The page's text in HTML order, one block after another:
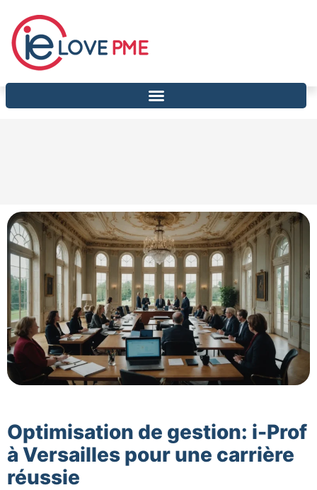
Optimisation de gestion: i-Prof
à Versailles pour une carrière
réussie